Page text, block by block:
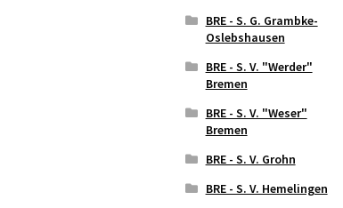
BRE - S. G. Grambke-
Oslebshausen
BRE - S. V. "Werder"
Bremen
BRE - S. V. "Weser"
Bremen
BRE - S. V. Grohn
BRE - S. V. Hemelingen